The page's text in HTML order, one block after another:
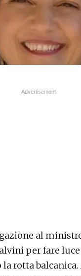
al
per fare
rotta